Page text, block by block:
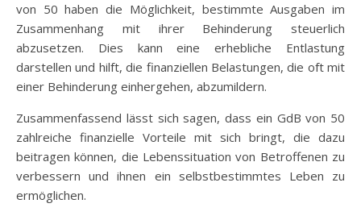
von 50 haben die Möglichkeit, bestimmte Ausgaben im
Zusammenhang mit ihrer Behinderung steuerlich
abzusetzen. Dies kann eine erhebliche Entlastung
darstellen und hilft, die finanziellen Belastungen, die oft mit
einer Behinderung einhergehen, abzumildern.
Zusammenfassend lässt sich sagen, dass ein GdB von 50
zahlreiche finanzielle Vorteile mit sich bringt, die dazu
beitragen können, die Lebenssituation von Betroffenen zu
verbessern und ihnen ein selbstbestimmtes Leben zu
ermöglichen.